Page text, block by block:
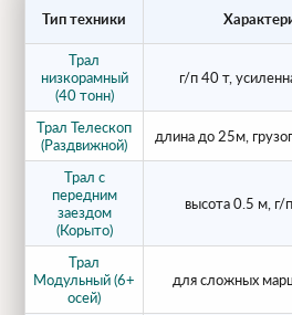
Что перевозят на
Наши низкорамные
грузоподъемности
транспортировки
оборудования:
Карьерные
Hitachi ZX400,
Тип техники
Трал
низкорамный
(40 тонн)
г/п 40 т,
Трал Телескоп
(Раздвижной)
длина до 25м,
Трал с
передним
заездом
(Корыто)
высота 0.5 м, г/
Трал
Модульный (6+
осей)
для сложных